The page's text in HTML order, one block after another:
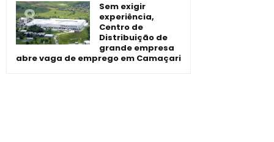
Sem exigir
experiência,
Centro de
Distribuição de
grande empresa
abre vaga de emprego em Camaçari